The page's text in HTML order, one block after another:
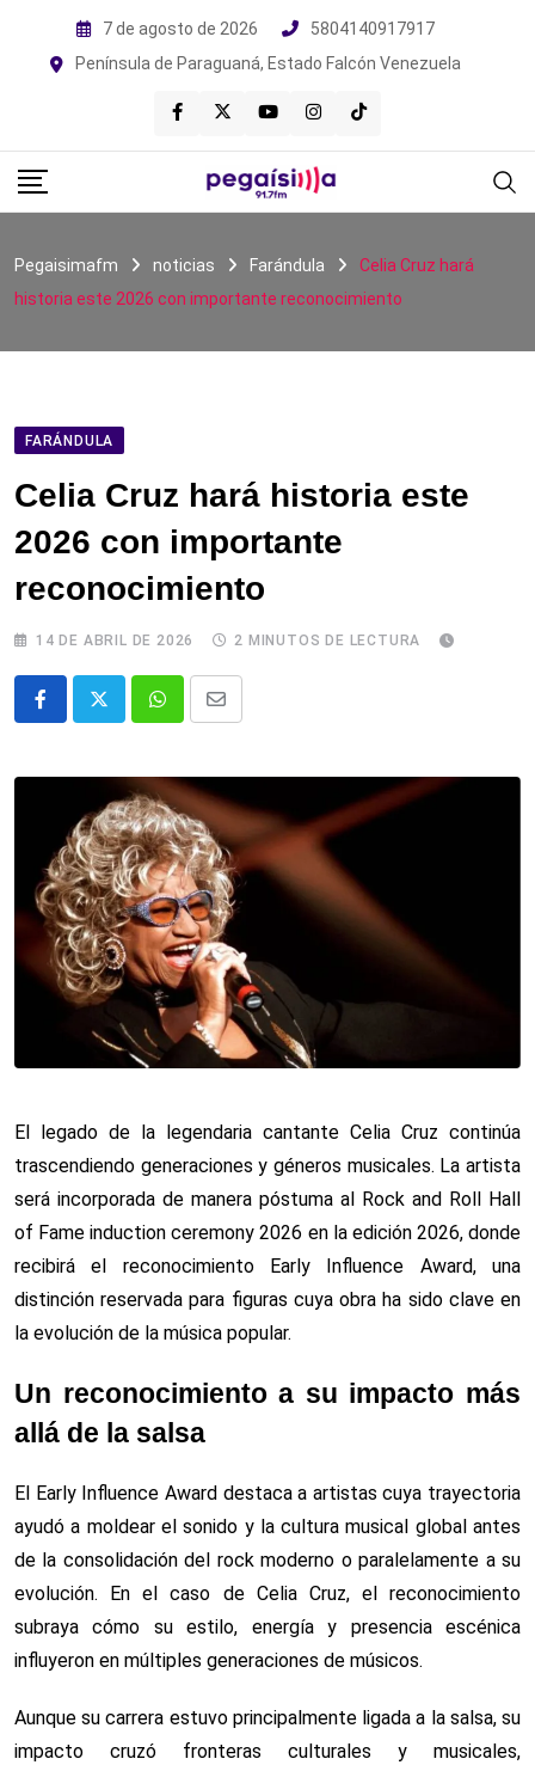
7 de agosto de 2026
5804140917917
Península de Paraguaná, Estado Falcón Venezuela
Pegaisimafm noticias Farándula
Celia Cruz hará
historia este 2026 con importante reconocimiento
FARÁNDULA
Celia Cruz hará historia este
2026 con importante
reconocimiento
14 DE ABRIL DE 2026 2 MINUTOS DE LECTURA
WhatsappComparte
email
El legado de la legendaria cantante Celia Cruz continúa
trascendiendo generaciones y géneros musicales. La artista
será incorporada de manera póstuma al Rock and Roll Hall
of Fame induction ceremony 2026 en la edición 2026, donde
recibirá el reconocimiento Early Influence Award, una
distinción reservada para figuras cuya obra ha sido clave en
la evolución de la música popular.
Un reconocimiento a su impacto más
allá de la salsa
El Early Influence Award destaca a artistas cuya trayectoria
ayudó a moldear el sonido y la cultura musical global antes
de la consolidación del rock moderno o paralelamente a su
evolución. En el caso de Celia Cruz, el reconocimiento
subraya cómo su estilo, energía y presencia escénica
influyeron en múltiples generaciones de músicos.
Aunque su carrera estuvo principalmente ligada a la salsa, su
impacto cruzó fronteras culturales y musicales,